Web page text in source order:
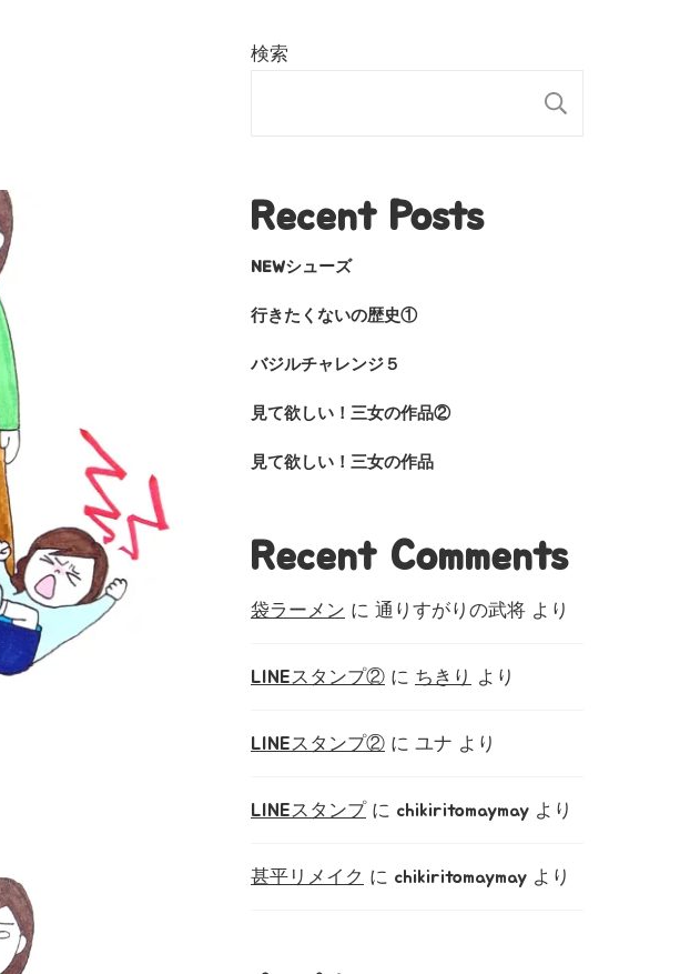
検索
Recent Posts
NEWシューズ
行きたくないの歴史①
バジルチャレンジ５
見て欲しい！三女の作品②
見て欲しい！三女の作品
Recent Comments
袋ラーメン に 通りすがりの武将 より
LINEスタンプ② に ちきり より
LINEスタンプ② に ユナ より
LINEスタンプ に chikiritomaymay より
甚平リメイク に chikiritomaymay より